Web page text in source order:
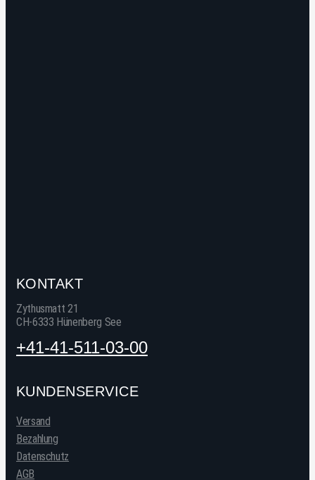
KONTAKT
Zythusmatt 21
CH-6333 Hünenberg See
+41-41-511-03-00
KUNDENSERVICE
Versand
Bezahlung
Datenschutz
AGB